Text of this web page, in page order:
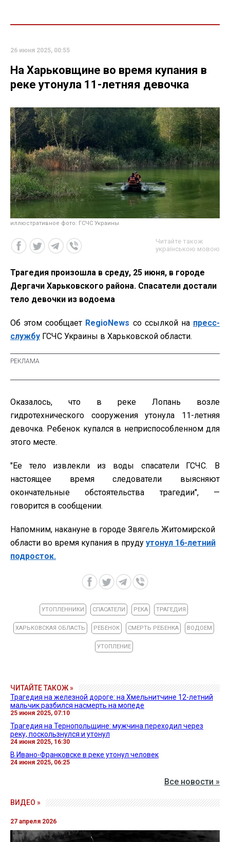
26 июня 2025, 00:55
На Харьковщине во время купания в
реке утонула 11-летняя девочка
иллюстративное фото: ГСЧС Украины
Читайте також
українською мовою
Трагедия произошла в среду, 25 июня, в городе
Дергачи Харьковского района. Спасатели достали
тело девочки из водоема
Об этом сообщает RegioNews со ссылкой на пресс-
службу ГСЧС Украины в Харьковской области.
Оказалось, что в реке Лопань возле
гидротехнического сооружения утонула 11-летняя
девочка. Ребенок купался в неприспособленном для
этого месте.
"Ее тело извлекли из воды спасатели ГСЧС. В
настоящее время следователи выясняют
окончательные обстоятельства трагедии", —
говорится в сообщении.
Напомним, накануне в городе Звягель Житомирской
области во время купания в пруду утонул 16-летний
подросток.
УТОПЛЕННИКИ СПАСАТЕЛИ РЕКА ТРАГЕДИЯ
ХАРЬКОВСКАЯ ОБЛАСТЬ РЕБЕНОК СМЕРТЬ РЕБЕНКА ВОДОЕМ
УТОПЛЕНИЕ
ЧИТАЙТЕ ТАКОЖ »
Трагедия на железной дороге: на Хмельнитчине 12-летний
мальчик разбился насмерть на мопеде
25 июня 2025, 07:10
Трагедия на Тернопольщине: мужчина переходил через
реку, поскользнулся и утонул
24 июня 2025, 16:30
В Ивано-Франковске в реке утонул человек
24 июня 2025, 06:25
Все новости »
ВИДЕО »
27 апреля 2026